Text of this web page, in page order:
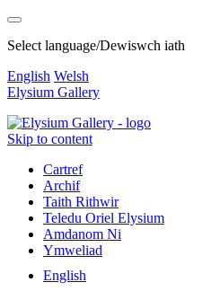
Select language/Dewiswch iath
English Welsh
Elysium Gallery
Skip to content
Cartref
Archif
Taith Rithwir
Teledu Oriel Elysium
Amdanom Ni
Ymweliad
English